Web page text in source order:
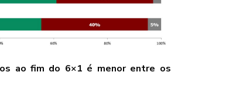
ao fim do 6×1 é menor entre os